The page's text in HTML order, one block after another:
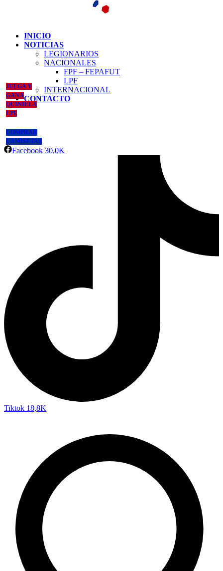
INICIO
NOTICIAS
LEGIONARIOS
NACIONALES
FPF – FEPAFUT
LPF
INTERNACIONAL
CONTACTO
JUEGA Y
GANA
QUINIELA
LPF
COMPRAR
CAMISETAS
Facebook 30,0K
Tiktok 18,8K